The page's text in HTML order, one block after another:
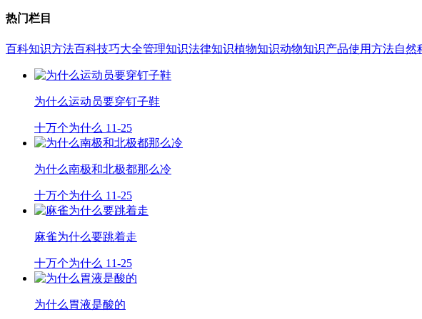
热门栏目
百科知识方法百科技巧大全管理知识法律知识植物知识动物知识产品使用方法自然
为什么运动员要穿钉子鞋
十万个为什么 11-25
为什么南极和北极都那么冷
十万个为什么 11-25
麻雀为什么要跳着走
十万个为什么 11-25
为什么胃液是酸的